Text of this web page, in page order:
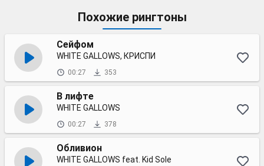
Похожие рингтоны
Сейфом
WHITE GALLOWS, КРИСПИ
00:27 353
В лифте
WHITE GALLOWS
00:27 378
Обливион
WHITE GALLOWS feat. Kid Sole